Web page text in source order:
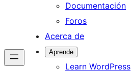
Documentación
Foros
Acerca de
Aprende
Learn WordPress